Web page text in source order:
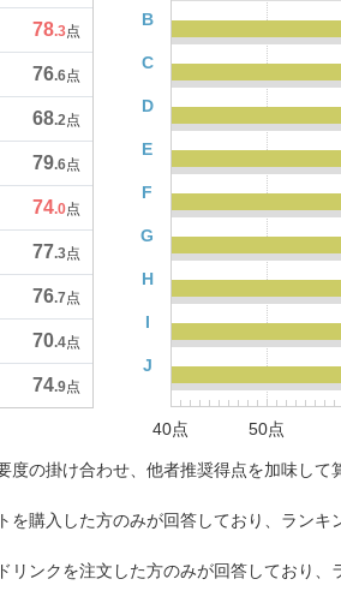
78.3点
76.6点
68.2点
79.6点
74.0点
77.3点
76.7点
70.4点
74.9点
B
C
D
E
F
G
H
I
J
40点 50点
の掛け合わせ、他者推奨得点を加味して
購入した方のみが回答しており、ランキ
ンクを注文した方のみが回答しており、